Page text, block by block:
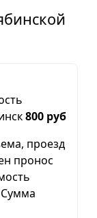
800 руб
проезд
пронос
Сумма